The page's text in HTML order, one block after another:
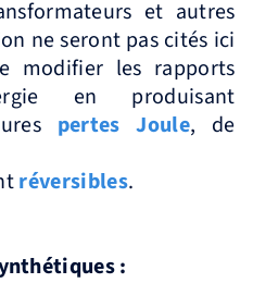
et autres
ne seront pas cités ici
modifier les rapports
en produisant
pertes Joule, de
réversibles.
: